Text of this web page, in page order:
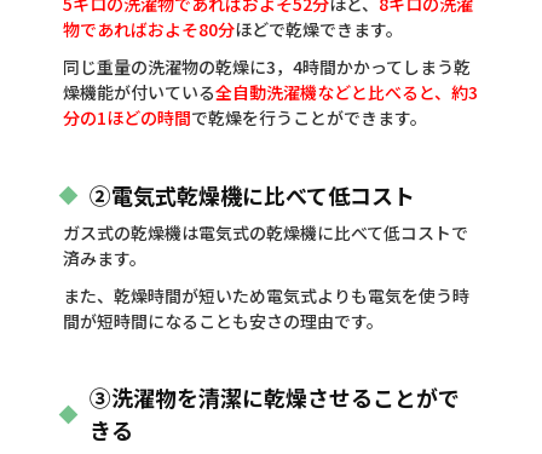
物であればおよそ80分ほどで乾燥できます。
同じ重量の洗濯物の乾燥に3，4時間かかってしまう乾
燥機能が付いている全自動洗濯機などと比べると、約3
分の1ほどの時間で乾燥を行うことができます。
②電気式乾燥機に比べて低コスト
ガス式の乾燥機は電気式の乾燥機に比べて低コストで
済みます。
また、乾燥時間が短いため電気式よりも電気を使う時
間が短時間になることも安さの理由です。
③洗濯物を清潔に乾燥させることがで
きる